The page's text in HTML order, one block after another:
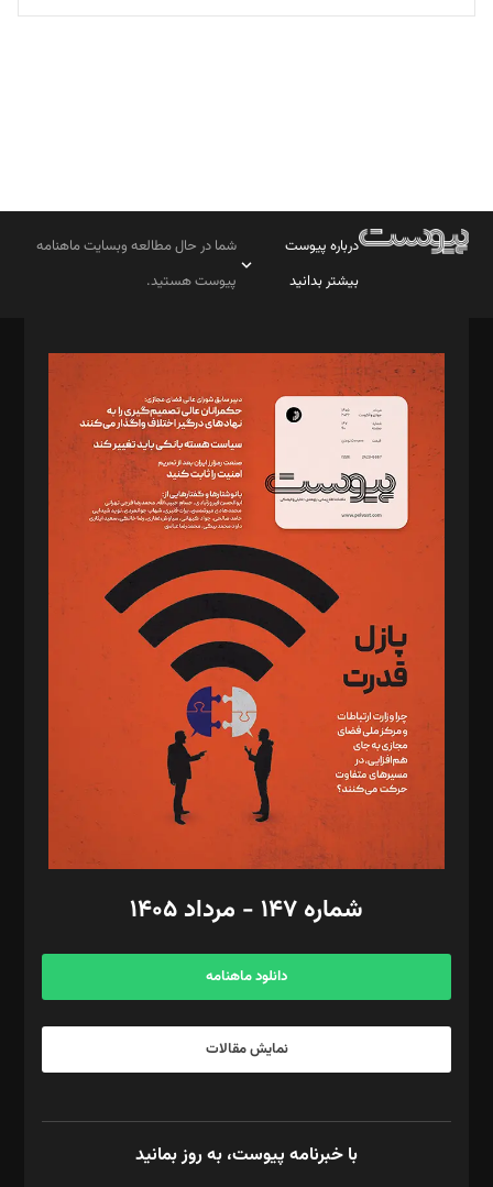
تحریریه
درباره پیوست
بیشتر بدانید
شما در حال مطالعه وبسایت ماهنامه
پیوست هستید.
مدیر مسئول: محمدباقر اثنی‌عشری
سردبیر: مهرک محمودی
دبیر تحریریه: میثم قاسمی
د‌بیر ناداستان: سمانه سمیع
د‌بیر خدمت و تجارت: ابوالفضل رجبی
د‌بیر حقوق فناوری: حسام‌الدین ایپکچی
د‌بیر پیوست جهان: مینا پاکدل
د‌بیر تحریریه آنلاین: بابک نقاش
تحریریه‌: مجتبی محمود‌ی، آرش برهمند، یسنا امان‌پور، سروش کرمیان،
مصطفی مسجدی آرانی، ابوالفضل رجبی، زهرا فکرانه، فائزه فتحی
رستمی،مصطفی باستان
ویرایش: نگار استاد‌‌آقا
طراح یونیفرم: مجید توکلی
فیلمبرداری و عکاسی: امیر شفیعی، مانی لطفی زاده
گرافیک و صفحه‌آرایی: سید‌سبحان‌علی ثابت
مد‌یر توسعه تجاری: کامبیز برید‌
امور مالی: شاپور رهبری، محمد‌ کاظمی‌نیا
آگهی و مشترکین: ۰۹۱۹۹۹۹۰۴۵۴
شماره ۱۴۷ - مرداد ۱۴۰۵
دانلود ماهنامه
نمایش مقالات
با خبرنامه پیوست، به روز بمانید